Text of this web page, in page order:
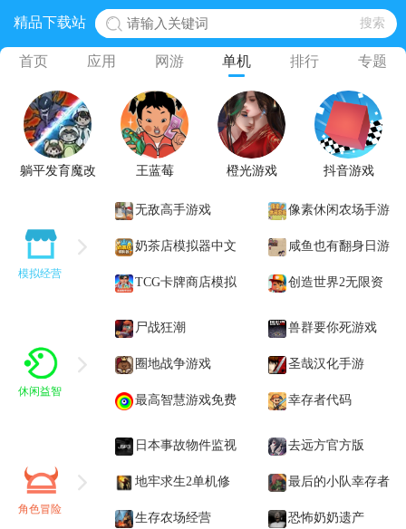
精品下载站
首页 应用 网游 单机 排行 专题
躺平发育魔改 王蓝莓 橙光游戏 抖音游戏
模拟经营
无敌高手游戏 像素休闲农场手游
奶茶店模拟器中文
版正式版最新版
咸鱼也有翻身日游
戏
TCG卡牌商店模拟
器手机版
创造世界2无限资
源版
休闲益智
尸战狂潮
(Zombastic)
兽群要你死游戏
Steam移植版
圈地战争游戏 圣哉汉化手游
(Sanctus)
最高智慧游戏免费
版
幸存者代码
(Survivor Code: Last
Stand)
角色冒险
日本事故物件监视
协会 3手机版
去远方官方版
地牢求生2单机修
改版
最后的小队幸存者
手机版
生存农场经营 恐怖奶奶遗产